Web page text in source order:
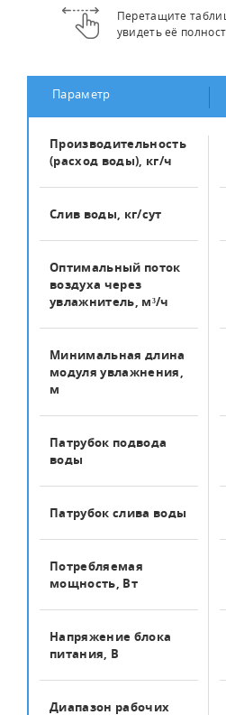
Перетащите
увидеть её
Параметр
Производительность
(расход воды), кг/ч
Слив воды, кг/сут
Оптимальный поток
воздуха через
увлажнитель, м³/ч
Минимальная длина
модуля увлажнения,
м
Патрубок подвода
воды
Патрубок слива воды
Потребляемая
мощность, Вт
Напряжение блока
питания, В
Диапазон рабочих